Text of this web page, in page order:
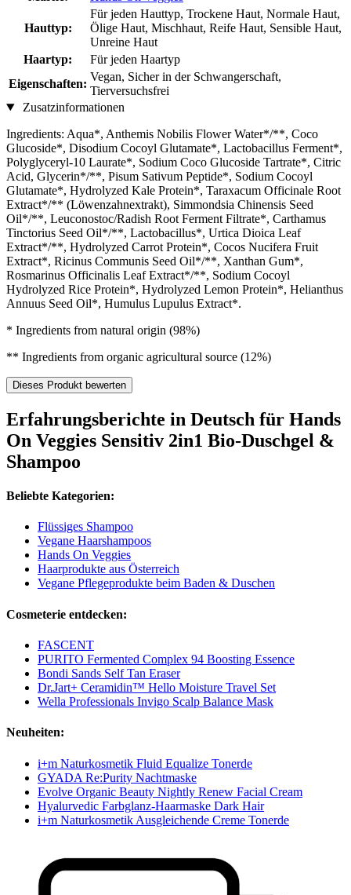
Hauttyp:
Für jeden Hauttyp, Trockene Haut, Normale Haut,
Ölige Haut, Mischhaut, Reife Haut, Sensible Haut,
Unreine Haut
Haartyp:
Für jeden Haartyp
Eigenschaften:
Vegan, Sicher in der Schwangerschaft,
Tierversuchsfrei
Zusatzinformationen
Ingredients: Aqua*, Anthemis Nobilis Flower Water*/**, Coco
Glucoside*, Disodium Cocoyl Glutamate*, Lactobacillus Ferment*,
Polyglyceryl-10 Laurate*, Sodium Coco Glucoside Tartrate*, Citric
Acid, Glycerin*/**, Pisum Sativum Peptide*, Sodium Cocoyl
Glutamate*, Hydrolyzed Kale Protein*, Taraxacum Officinale Root
Extract*/** (Löwenzahnextrakt), Simmondsia Chinensis Seed
Oil*/**, Leuconostoc/Radish Root Ferment Filtrate*, Carthamus
Tinctorius Seed Oil*/**, Lactobacillus*, Urtica Dioica Leaf
Extract*/**, Hydrolyzed Carrot Protein*, Cocos Nucifera Fruit
Extract*, Ricinus Communis Seed Oil*/**, Xanthan Gum*,
Rosmarinus Officinalis Leaf Extract*/**, Sodium Cocoyl
Hydrolyzed Rice Protein*, Hydrolyzed Lemon Protein*, Helianthus
Annuus Seed Oil*, Humulus Lupulus Extract*.
* Ingredients from natural origin (98%)
** Ingredients from organic agricultural source (12%)
Dieses Produkt bewerten
Erfahrungsberichte in Deutsch für Hands
On Veggies Sensitiv 2in1 Bio-Duschgel &
Shampoo
Beliebte Kategorien:
Flüssiges Shampoo
Vegane Haarshampoos
Hands On Veggies
Haarprodukte aus Österreich
Vegane Pflegeprodukte beim Baden & Duschen
Cosmeterie entdecken:
FASCENT
PURITO Fermented Complex 94 Boosting Essence
Bondi Sands Self Tan Eraser
Dr.Jart+ Ceramidin™ Hello Moisture Travel Set
Wella Professionals Invigo Scalp Balance Mask
Neuheiten:
i+m Naturkosmetik Fluid Equalize Tonerde
GYADA Re:Purity Nachtmaske
Evolve Organic Beauty Nightly Renew Facial Cream
Hyalurvedic Farbglanz-Haarmaske Dark Hair
i+m Naturkosmetik Ausgleichende Creme Tonerde